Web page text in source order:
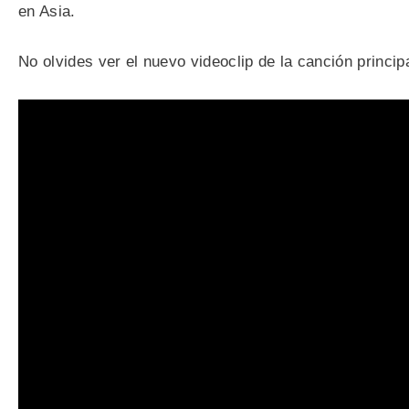
en Asia.
No olvides ver el nuevo videoclip de la canción